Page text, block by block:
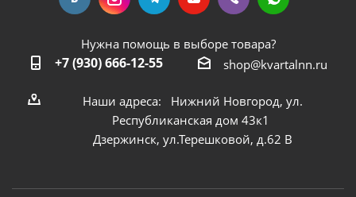
Нужна помощь в выборе товара?
+7 (930) 666-12-55 shop@kvartalnn.ru
Наши адреса: Нижний Новгород, ул.
Республиканская дом 43к1
Дзержинск, ул.Терешковой, д.62 В